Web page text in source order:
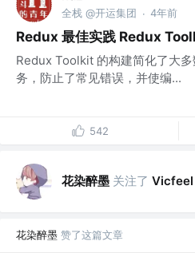
全栈 @开运集团 · 4年前
Redux 最佳实践 Redux
Redux Toolkit 的构建简化了大
务，防止了常见错误，并使编...
542
花染醉墨 关注了 Vicfeel
花染醉墨 赞了这篇文章